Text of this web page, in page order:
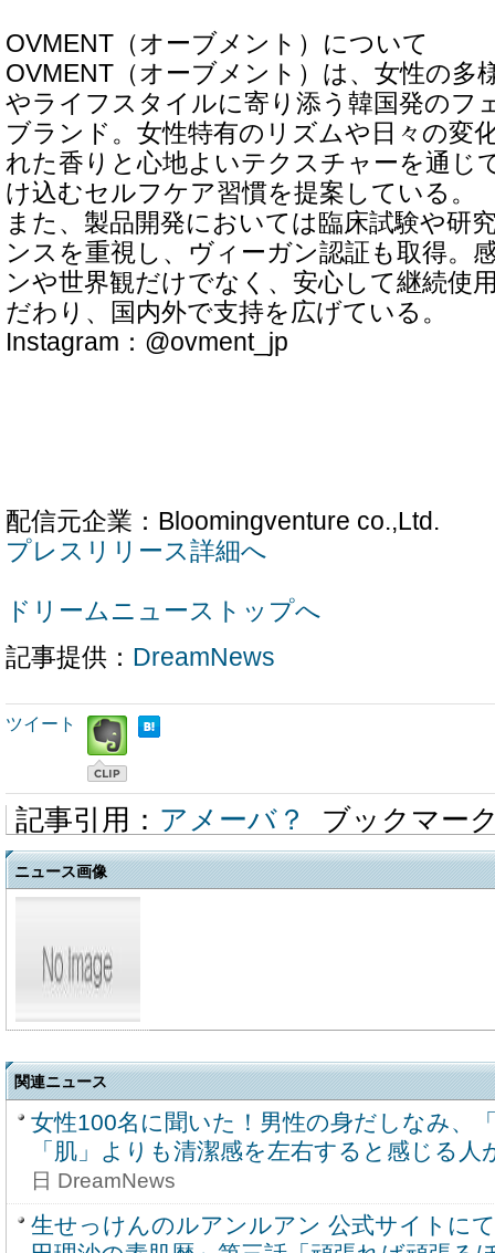
OVMENT（オーブメント）について
OVMENT（オーブメント）は、女性の多
やライフスタイルに寄り添う韓国発のフ
ブランド。女性特有のリズムや日々の変
れた香りと心地よいテクスチャーを通じ
け込むセルフケア習慣を提案している。
また、製品開発においては臨床試験や研
ンスを重視し、ヴィーガン認証も取得。
ンや世界観だけでなく、安心して継続使
だわり、国内外で支持を広げている。
Instagram：@ovment_jp
配信元企業：Bloomingventure co.,Ltd.
プレスリリース詳細へ
ドリームニューストップへ
記事提供： DreamNews
ツイート
記事引用： アメーバ？ ブックマー
ニュース画像
関連ニュース
女性100名に聞いた！男性の身だしなみ、
「肌」よりも清潔感を左右すると感じる人
日 DreamNews
生せっけんのルアンルアン 公式サイトに